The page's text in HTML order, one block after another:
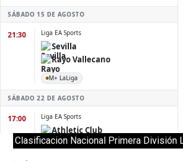
Clasificacion Nacional Primera División